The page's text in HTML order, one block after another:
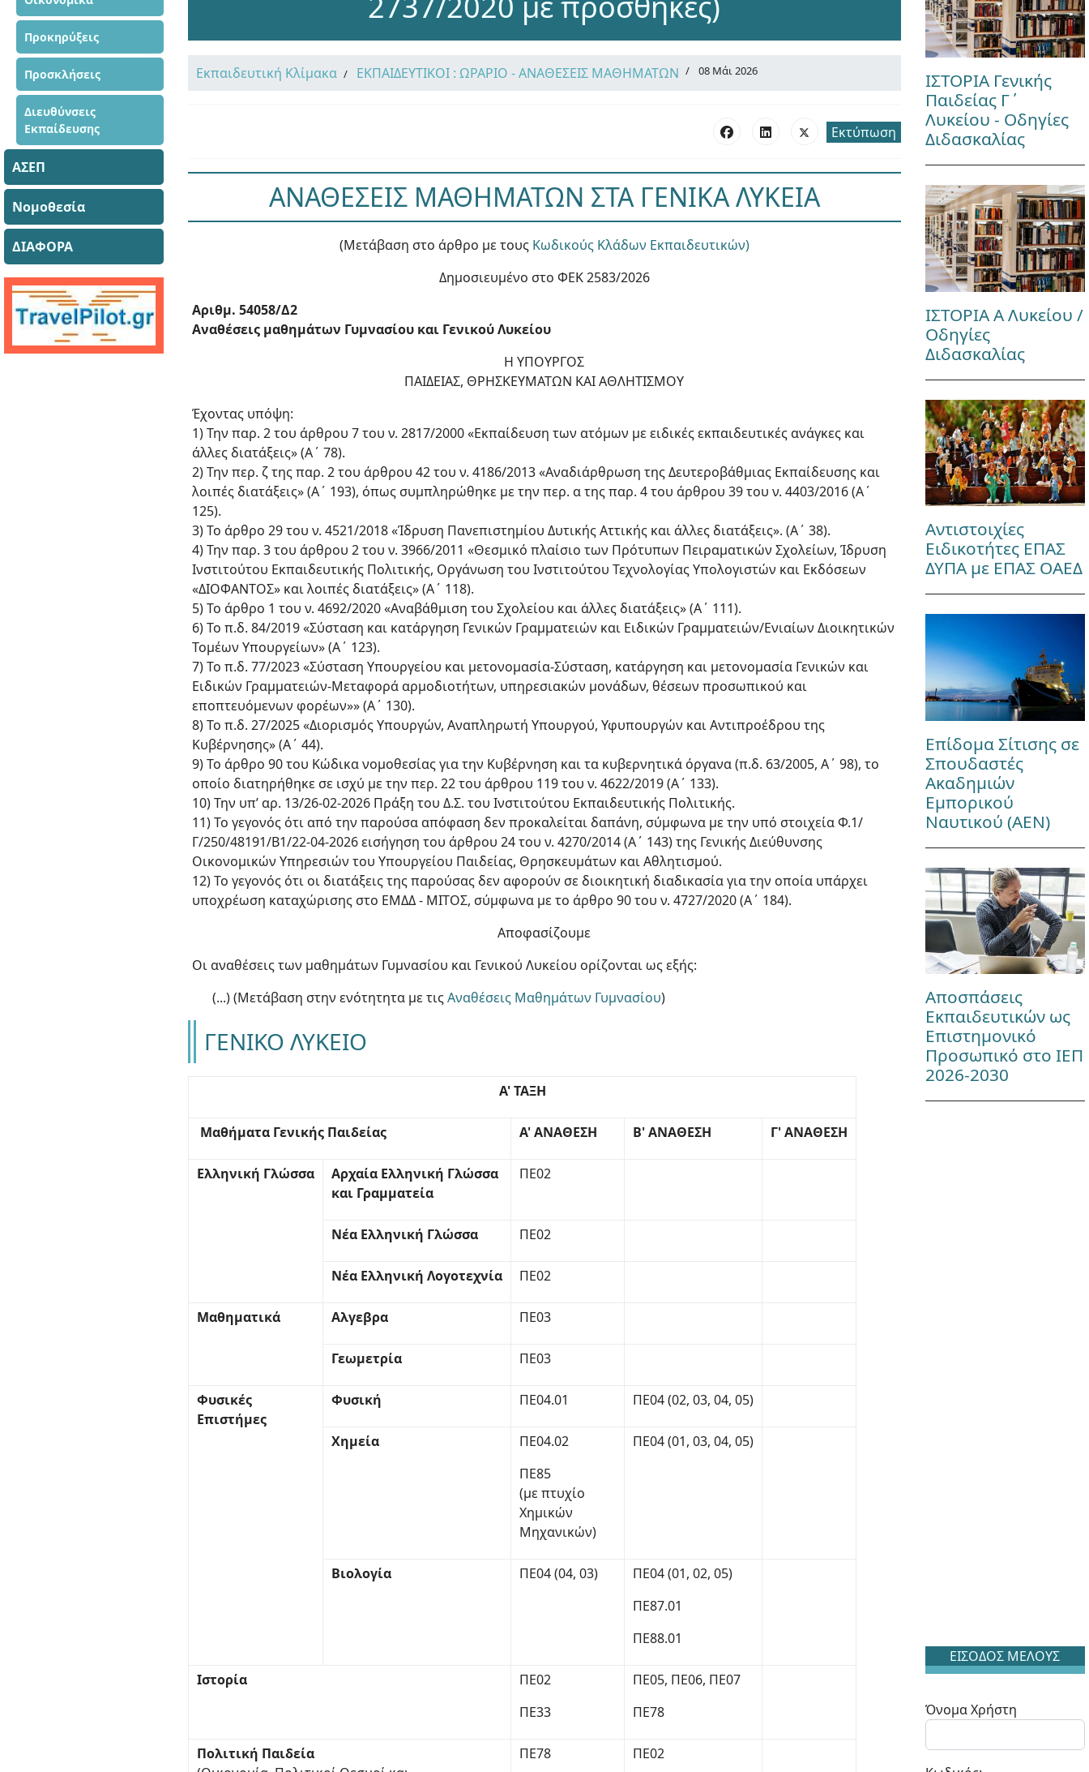
Προκηρύξεις
Προσκλήσεις
Διευθύνσεις
Εκπαίδευσης
ΑΣΕΠ
Νομοθεσία
ΔΙΑΦΟΡΑ
Εκπαιδευτική Κλίμακα ΕΚΠΑΙΔΕΥΤΙΚΟΙ : ΩΡΑΡΙΟ - ΑΝΑΘΕΣΕΙΣ ΜΑΘΗΜΑΤΩΝ 08 Μάι 2026
Εκτύπωση
ΑΝΑΘΕΣΕΙΣ ΜΑΘΗΜΑΤΩΝ ΣΤΑ ΓΕΝΙΚΑ ΛΥΚΕΙΑ
(Μετάβαση στο άρθρο με τους Κωδικούς Κλάδων Εκπαιδευτικών)
Δημοσιευμένο στο ΦΕΚ 2583/2026
Αριθμ. 54058/Δ2
Αναθέσεις μαθημάτων Γυμνασίου και Γενικού Λυκείου
Η ΥΠΟΥΡΓΟΣ
ΠΑΙΔΕΙΑΣ, ΘΡΗΣΚΕΥΜΑΤΩΝ ΚΑΙ ΑΘΛΗΤΙΣΜΟΥ
Έχοντας υπόψη:
1) Την παρ. 2 του άρθρου 7 του ν. 2817/2000 «Εκπαίδευση των ατόμων με ειδικές εκπαιδευτικές ανάγκες και
άλλες διατάξεις» (Α΄ 78).
2) Την περ. ζ της παρ. 2 του άρθρου 42 του ν. 4186/2013 «Αναδιάρθρωση της Δευτεροβάθμιας Εκπαίδευσης και
λοιπές διατάξεις» (Α΄ 193), όπως συμπληρώθηκε με την περ. α της παρ. 4 του άρθρου 39 του ν. 4403/2016 (Α΄
125).
3) Το άρθρο 29 του ν. 4521/2018 «Ίδρυση Πανεπιστημίου Δυτικής Αττικής και άλλες διατάξεις». (Α΄ 38).
4) Την παρ. 3 του άρθρου 2 του ν. 3966/2011 «Θεσμικό πλαίσιο των Πρότυπων Πειραματικών Σχολείων, Ίδρυση
Ινστιτούτου Εκπαιδευτικής Πολιτικής, Οργάνωση του Ινστιτούτου Τεχνολογίας Υπολογιστών και Εκδόσεων
«ΔΙΟΦΑΝΤΟΣ» και λοιπές διατάξεις» (Α΄ 118).
5) Το άρθρο 1 του ν. 4692/2020 «Αναβάθμιση του Σχολείου και άλλες διατάξεις» (Α΄ 111).
6) Το π.δ. 84/2019 «Σύσταση και κατάργηση Γενικών Γραμματειών και Ειδικών Γραμματειών/Ενιαίων Διοικητικών
Τομέων Υπουργείων» (Α΄ 123).
7) Το π.δ. 77/2023 «Σύσταση Υπουργείου και μετονομασία-Σύσταση, κατάργηση και μετονομασία Γενικών και
Ειδικών Γραμματειών-Μεταφορά αρμοδιοτήτων, υπηρεσιακών μονάδων, θέσεων προσωπικού και
εποπτευόμενων φορέων»» (Α΄ 130).
8) Το π.δ. 27/2025 «Διορισμός Υπουργών, Αναπληρωτή Υπουργού, Υφυπουργών και Αντιπροέδρου της
Κυβέρνησης» (Α΄ 44).
9) Το άρθρο 90 του Κώδικα νομοθεσίας για την Κυβέρνηση και τα κυβερνητικά όργανα (π.δ. 63/2005, Α΄ 98), το
οποίο διατηρήθηκε σε ισχύ με την περ. 22 του άρθρου 119 του ν. 4622/2019 (Α΄ 133).
10) Την υπ’ αρ. 13/26-02-2026 Πράξη του Δ.Σ. του Ινστιτούτου Εκπαιδευτικής Πολιτικής.
11) Το γεγονός ότι από την παρούσα απόφαση δεν προκαλείται δαπάνη, σύμφωνα με την υπό στοιχεία Φ.1/
Γ/250/48191/Β1/22-04-2026 εισήγηση του άρθρου 24 του ν. 4270/2014 (Α΄ 143) της Γενικής Διεύθυνσης
Οικονομικών Υπηρεσιών του Υπουργείου Παιδείας, Θρησκευμάτων και Αθλητισμού.
12) Το γεγονός ότι οι διατάξεις της παρούσας δεν αφορούν σε διοικητική διαδικασία για την οποία υπάρχει
υποχρέωση καταχώρισης στο ΕΜΔΔ - ΜΙΤΟΣ, σύμφωνα με το άρθρο 90 του ν. 4727/2020 (Α΄ 184).
Αποφασίζουμε
Οι αναθέσεις των μαθημάτων Γυμνασίου και Γενικού Λυκείου ορίζονται ως εξής:
(...) (Μετάβαση στην ενότητητα με τιςΑναθέσεις Μαθημάτων Γυμνασίου)
ΓΕΝΙΚΟ ΛΥΚΕΙΟ
Α' ΤΑΞΗ
Μαθήματα Γενικής Παιδείας Α' ΑΝΑΘΕΣΗ Β' ΑΝΑΘΕΣΗ Γ' ΑΝΑΘΕΣΗ
Ελληνική Γλώσσα
Αρχαία Ελληνική Γλώσσα
και Γραμματεία
ΠΕ02
Νέα Ελληνική Γλώσσα ΠΕ02
Νέα Ελληνική Λογοτεχνία ΠΕ02
Μαθηματικά Αλγεβρα ΠΕ03
Γεωμετρία ΠΕ03
Φυσικές
Επιστήμες
Φυσική ΠΕ04.01 ΠΕ04 (02, 03, 04, 05)
Χημεία
ΠΕ04.02
ΠΕ85
(με πτυχίο
Χημικών
Μηχανικών)
ΠΕ04 (01, 03, 04, 05)
Βιολογία ΠΕ04 (04, 03)
ΠΕ04 (01, 02, 05)
ΠΕ87.01
ΠΕ88.01
Ιστορία
ΠΕ02
ΠΕ33
ΠΕ05, ΠΕ06, ΠΕ07
ΠΕ78
Πολιτική Παιδεία
ΠΕ78 ΠΕ02
ΙΣΤΟΡΙΑ Γενικής
Παιδείας Γ΄
Λυκείου - Οδηγίες
Διδασκαλίας
ΙΣΤΟΡΙΑ Α Λυκείου /
Οδηγίες
Διδασκαλίας
Αντιστοιχίες
Ειδικοτήτες ΕΠΑΣ
ΔΥΠΑ με ΕΠΑΣ ΟΑΕΔ
Επίδομα Σίτισης σε
Σπουδαστές
Ακαδημιών
Εμπορικού
Ναυτικού (ΑΕΝ)
Αποσπάσεις
Εκπαιδευτικών ως
Επιστημονικό
Προσωπικό στο ΙΕΠ
2026-2030
ΕΙΣΟΔΟΣ ΜΕΛΟΥΣ
Όνομα Χρήστη